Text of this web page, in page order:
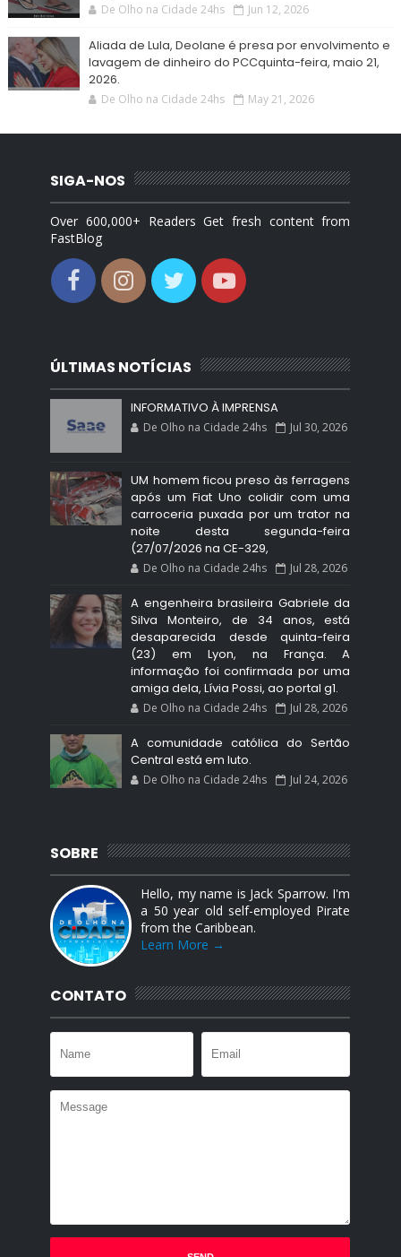
De Olho na Cidade 24hs Jun 12, 2026
Aliada de Lula, Deolane é presa por envolvimento e
lavagem de dinheiro do PCCquinta-feira, maio 21,
2026.
De Olho na Cidade 24hs May 21, 2026
SIGA-NOS
Over 600,000+ Readers Get fresh content from
FastBlog
ÚLTIMAS NOTÍCIAS
INFORMATIVO À IMPRENSA
De Olho na Cidade 24hs Jul 30, 2026
UM homem ficou preso às ferragens
após um Fiat Uno colidir com uma
carroceria puxada por um trator na
noite desta segunda-feira
(27/07/2026 na CE-329,
De Olho na Cidade 24hs Jul 28, 2026
A engenheira brasileira Gabriele da
Silva Monteiro, de 34 anos, está
desaparecida desde quinta-feira
(23) em Lyon, na França. A
informação foi confirmada por uma
amiga dela, Lívia Possi, ao portal g1.
De Olho na Cidade 24hs Jul 28, 2026
A comunidade católica do Sertão
Central está em luto.
De Olho na Cidade 24hs Jul 24, 2026
SOBRE
Hello, my name is Jack Sparrow. I'm
a 50 year old self-employed Pirate
from the Caribbean.
Learn More →
CONTATO